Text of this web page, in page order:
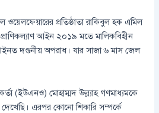
ওয়েলফেয়ারের প্রতিষ্ঠাতা রাকিবুল হক এমিল
আইন ২০১৯ মতে মালিকবিহীন
দণ্ডনীয় অপরাধ। যার সাজা ৬ মাস জেল
(ইউএনও) মোহাম্মদ উল্ল্যাহ গণমাধ্যমকে
এরপর কোনো শিকারি সম্পর্কে